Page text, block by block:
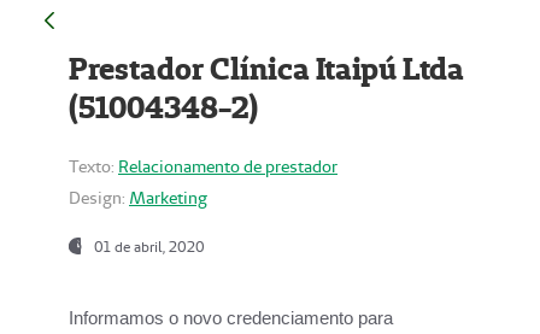
Prestador Clínica Itaipú Ltda
(51004348-2)
Texto: Relacionamento de prestador
Design: Marketing
01 de abril, 2020
Informamos o novo credenciamento para